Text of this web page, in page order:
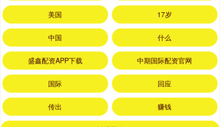
美国 17岁
中国 什么
盛鑫配资APP下载 中期国际配资官网
国际 回应
传出 赚钱